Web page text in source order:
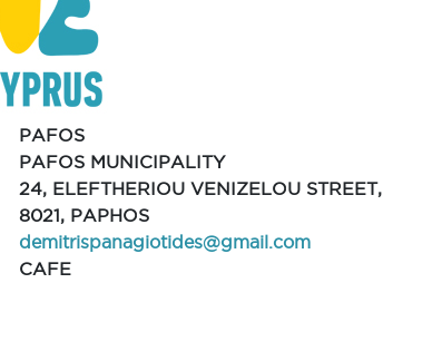
PAFOS
PAFOS MUNICIPALITY
24, ELEFTHERIOU VENIZELOU STREET,
8021, PAPHOS
demitrispanagiotides@gmail.com
CAFE